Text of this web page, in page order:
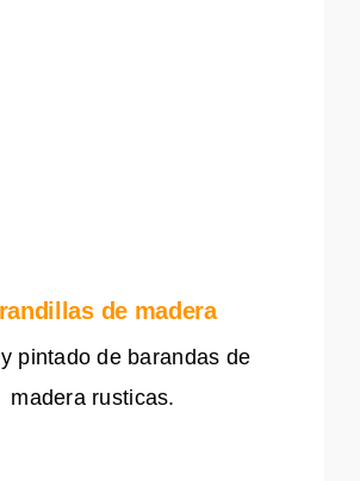
de madera
pintado de barandas de
madera rusticas.